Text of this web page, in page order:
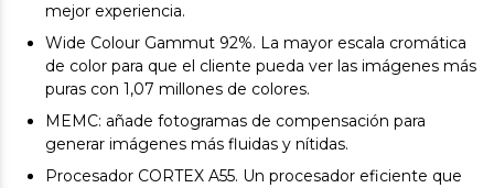
mejor experiencia.
Wide Colour Gammut 92%. La mayor escala cromática
de color para que el cliente pueda ver las imágenes más
puras con 1,07 millones de colores.
MEMC: añade fotogramas de compensación para
generar imágenes más fluidas y nítidas.
Procesador CORTEX A55. Un procesador eficiente que